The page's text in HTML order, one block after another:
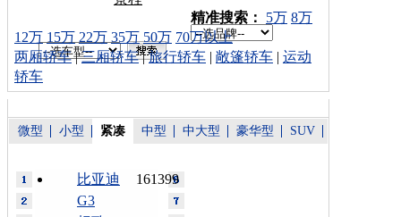
车型搜索：
精准搜索： 5万 8万
12万 15万 22万 35万 50万 70万以上
两厢轿车|三厢轿车|旅行轿车 | 敞篷轿车 | 运动
轿车
微型 小型 紧凑 中型 中大型 豪华型 SUV
161399
比亚迪
G3